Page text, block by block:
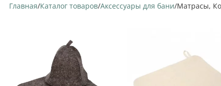
128 900₸
Главная Каталог товаров Аксессуары для бани Матрасы,